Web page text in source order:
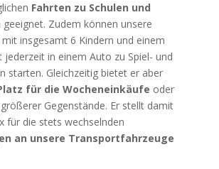
Fahrten zu Schulen und
geeignet. Zudem können unsere
insgesamt 6 Kindern und einem
jederzeit in einem Auto zu Spiel- und
starten. Gleichzeitig bietet er aber
für die Wocheneinkäufe oder
Gegenstände. Er stellt damit
für die stets wechselnden
an unsere Transportfahrzeuge